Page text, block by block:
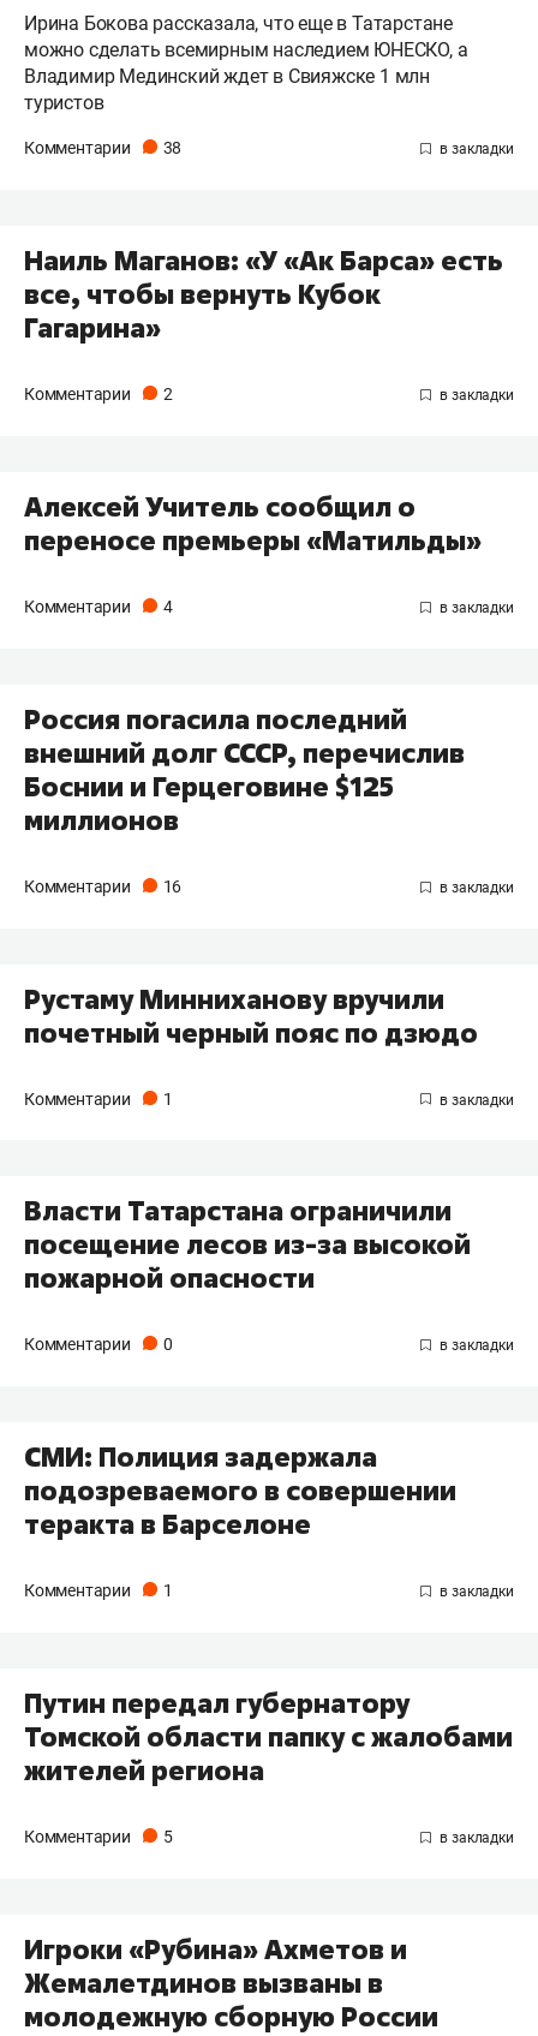
Ирина Бокова рассказала, что еще в Татарстане
можно сделать всемирным наследием ЮНЕСКО, а
Владимир Мединский ждет в Свияжске 1 млн
туристов
Комментарии 38
Наиль Маганов: «У «Ак Барса» есть
все, чтобы вернуть Кубок
Гагарина»
Комментарии 2
Алексей Учитель сообщил о
переносе премьеры «Матильды»
Комментарии 4
Россия погасила последний
внешний долг СССР, перечислив
Боснии и Герцеговине $125
миллионов
Комментарии 16
Рустаму Минниханову вручили
почетный черный пояс по дзюдо
Комментарии 1
Власти Татарстана ограничили
посещение лесов из-за высокой
пожарной опасности
Комментарии 0
СМИ: Полиция задержала
подозреваемого в совершении
теракта в Барселоне
Комментарии 1
Путин передал губернатору
Томской области папку с жалобами
жителей региона
Комментарии 5
Игроки «Рубина» Ахметов и
Жемалетдинов вызваны в
молодежную сборную России